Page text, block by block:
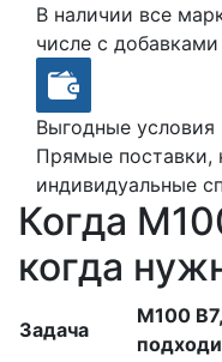
В наличии все
числе с добавками
Выгодные условия
Прямые поставки,
индивидуальные
Когда
когда
Задача
М100